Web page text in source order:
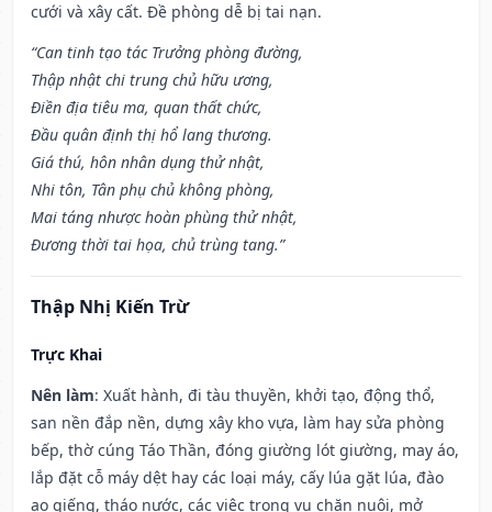
cưới và xây cất. Đề phòng dễ bị tai nạn.
“Can tinh tạo tác Trưởng phòng đường,
Thập nhật chi trung chủ hữu ương,
Điền địa tiêu ma, quan thất chức,
Đầu quân định thị hổ lang thương.
Giá thú, hôn nhân dụng thử nhật,
Nhi tôn, Tân phụ chủ không phòng,
Mai táng nhược hoàn phùng thử nhật,
Đương thời tai họa, chủ trùng tang.”
Thập Nhị Kiến Trừ
Trực Khai
Nên làm: Xuất hành, đi tàu thuyền, khởi tạo, động thổ,
san nền đắp nền, dựng xây kho vựa, làm hay sửa phòng
bếp, thờ cúng Táo Thần, đóng giường lót giường, may áo,
lắp đặt cỗ máy dệt hay các loại máy, cấy lúa gặt lúa, đào
ao giếng, tháo nước, các việc trong vụ chăn nuôi, mở